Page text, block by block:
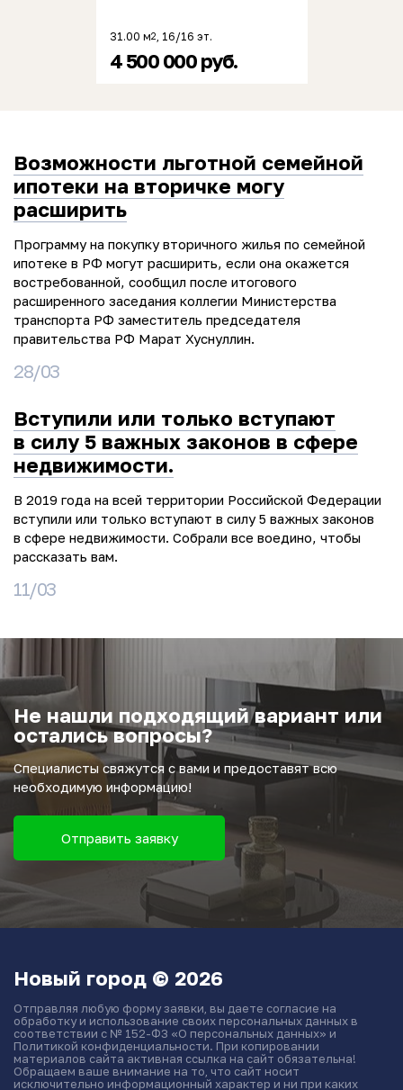
31.00 м2, 16/16 эт.
4 500 000 руб.
Возможности льготной семейной
ипотеки на вторичке могу
расширить
Программу на покупку вторичного жилья по семейной
ипотеке в РФ могут расширить, если она окажется
востребованной, сообщил после итогового
расширенного заседания коллегии Министерства
транспорта РФ заместитель председателя
правительства РФ Марат Хуснуллин.
28/03
Вступили или только вступают
в силу 5 важных законов в сфере
недвижимости.
В 2019 года на всей территории Российской Федерации
вступили или только вступают в силу 5 важных законов
в сфере недвижимости. Собрали все воедино, чтобы
рассказать вам.
11/03
Не нашли подходящий вариант или
остались вопросы?
Специалисты свяжутся с вами и предоставят всю
необходимую информацию!
Отправить заявку
Новый город © 2026
Отправляя любую форму заявки, вы даете согласие на
обработку и использование своих персональных данных в
соответствии с № 152-ФЗ «О персональных данных» и
Политикой конфиденциальности. При копировании
материалов сайта активная ссылка на сайт обязательна!
Обращаем ваше внимание на то, что сайт носит
исключительно информационный характер и ни при каких